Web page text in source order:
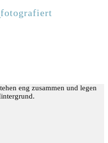
fotografiert